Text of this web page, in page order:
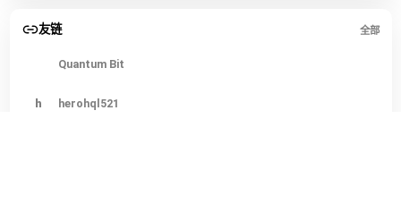
友链 全部
Quantum Bit
h herohql521